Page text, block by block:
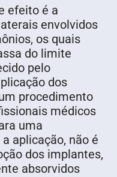
efeito é a
envolvidos
os quais
do limite
pelo
dos
procedimento
médicos
uma
aplicação, não é
dos implantes,
absorvidos